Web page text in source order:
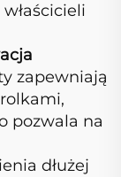
zapewniają
pozwala na
dłużej